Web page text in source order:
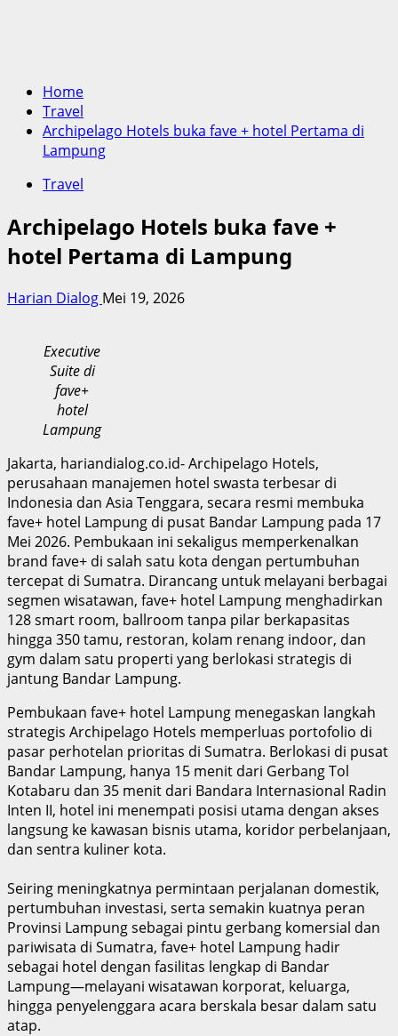
Home
Travel
Archipelago Hotels buka fave + hotel Pertama di
Lampung
Travel
Archipelago Hotels buka fave +
hotel Pertama di Lampung
Harian Dialog Mei 19, 2026
Executive
Suite di
fave+
hotel
Lampung
Jakarta, hariandialog.co.id- Archipelago Hotels,
perusahaan manajemen hotel swasta terbesar di
Indonesia dan Asia Tenggara, secara resmi membuka
fave+ hotel Lampung di pusat Bandar Lampung pada 17
Mei 2026. Pembukaan ini sekaligus memperkenalkan
brand fave+ di salah satu kota dengan pertumbuhan
tercepat di Sumatra. Dirancang untuk melayani berbagai
segmen wisatawan, fave+ hotel Lampung menghadirkan
128 smart room, ballroom tanpa pilar berkapasitas
hingga 350 tamu, restoran, kolam renang indoor, dan
gym dalam satu properti yang berlokasi strategis di
jantung Bandar Lampung.
Pembukaan fave+ hotel Lampung menegaskan langkah
strategis Archipelago Hotels memperluas portofolio di
pasar perhotelan prioritas di Sumatra. Berlokasi di pusat
Bandar Lampung, hanya 15 menit dari Gerbang Tol
Kotabaru dan 35 menit dari Bandara Internasional Radin
Inten II, hotel ini menempati posisi utama dengan akses
langsung ke kawasan bisnis utama, koridor perbelanjaan,
dan sentra kuliner kota.
Seiring meningkatnya permintaan perjalanan domestik,
pertumbuhan investasi, serta semakin kuatnya peran
Provinsi Lampung sebagai pintu gerbang komersial dan
pariwisata di Sumatra, fave+ hotel Lampung hadir
sebagai hotel dengan fasilitas lengkap di Bandar
Lampung—melayani wisatawan korporat, keluarga,
hingga penyelenggara acara berskala besar dalam satu
atap.